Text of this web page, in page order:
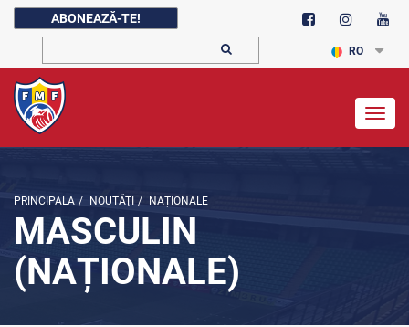
ABONEAZĂ-TE!
RO
PRINCIPALA / NOUTĂŢI / NAȚIONALE
MASCULIN
(NAȚIONALE)